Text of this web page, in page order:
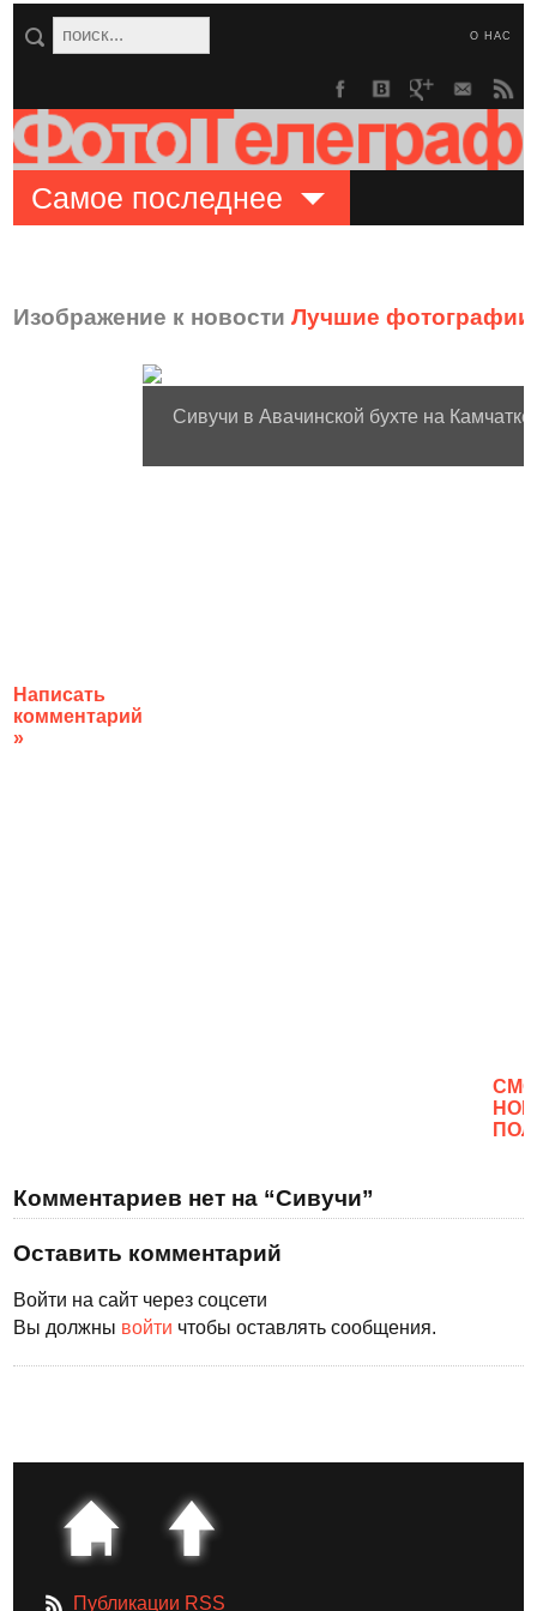
О НАС
Самое последнее
Изображение к новостиЛучшие
Написать
комментарий
»
Сивучи в Авачинской бухте на Камчатке.
Комментариев нет на “Сивучи”
Оставить комментарий
Войти на сайт через соцсети
Вы должны войти чтобы оставлять сообщения.
Публикации RSS